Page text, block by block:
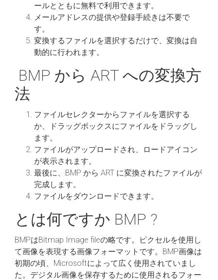
ールとともに無料で利用できます。
メールアドレスの提供や登録手続きは不要で
す。
変換するファイルを選択するだけで、変換は自
動的に行われます。
BMP から ART への変換方
法
ファイルセレクターからファイルを選択する
か、ドラッグボックスにファイルをドラッグし
ます。
ファイルがアップロードされ、ロードアイコン
が表示されます。
最後に、BMP から ART に変換されたファイルが
完成します。
ファイルをダウンロードできます。
とは何ですか BMP ?
BMPはBitmap Image fileの略です。ピクセルを使用し
て画像を表現する画像フォーマットです。BMP画像は
初期の頃、Microsoftによって広く使用されていまし
た。デジタル画像を保存するために使用されるフォー